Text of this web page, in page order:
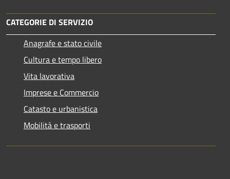
CATEGORIE DI SERVIZIO
Anagrafe e stato civile
Cultura e tempo libero
Vita lavorativa
Imprese e Commercio
Catasto e urbanistica
Mobilità e trasporti